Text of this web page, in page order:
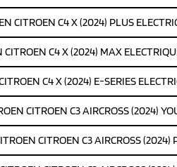
CITROEN C4 X (2024) PLUS
C4 X (2024) MAX
C4 X (2024) E-SERIES
CITROEN C3 AIRCROSS (2024)
CITROEN C3 AIRCROSS (2024)